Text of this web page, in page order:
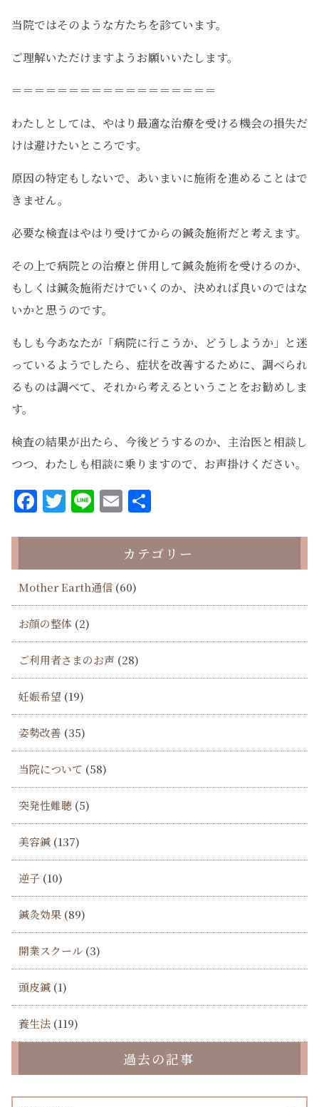
当院ではそのような方たちを診ています。
ご理解いただけますようお願いいたします。
＝＝＝＝＝＝＝＝＝＝＝＝＝＝＝＝＝＝
わたしとしては、やはり最適な治療を受ける機会の損失だ
けは避けたいところです。
原因の特定もしないで、あいまいに施術を進めることはで
きません。
必要な検査はやはり受けてからの鍼灸施術だと考えます。
その上で病院との治療と併用して鍼灸施術を受けるのか、
もしくは鍼灸施術だけでいくのか、決めれば良いのではな
いかと思うのです。
もしも今あなたが「病院に行こうか、どうしようか」と迷
っているようでしたら、症状を改善するために、調べられ
るものは調べて、それから考えるということをお勧めしま
す。
検査の結果が出たら、今後どうするのか、主治医と相談し
つつ、わたしも相談に乗りますので、お声掛けください。
Facebook
Twitter
LineEmail
カテゴリー
Mother Earth通信 (60)
お顔の整体 (2)
ご利用者さまのお声 (28)
妊娠希望 (19)
姿勢改善 (35)
当院について (58)
突発性難聴 (5)
美容鍼 (137)
逆子 (10)
鍼灸効果 (89)
開業スクール (3)
頭皮鍼 (1)
養生法 (119)
過去の記事